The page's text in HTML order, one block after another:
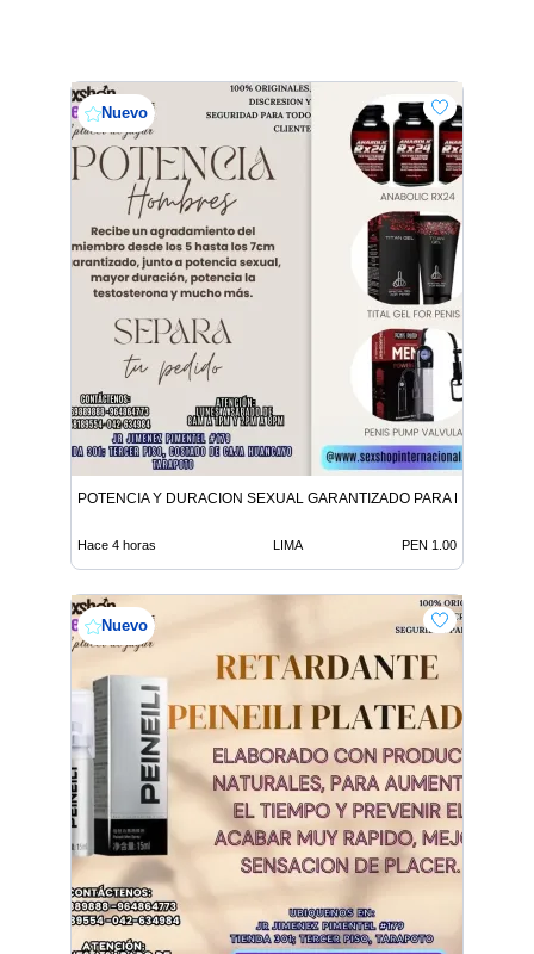
Nuevo
POTENCIA Y DURACION SEXUAL GARANTIZADO PARA HOMBRES
Hace 4 horas LIMA PEN 1.00
Nuevo